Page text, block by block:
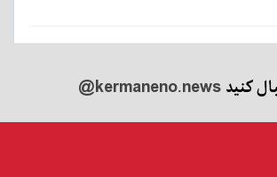
کنید@kermaneno.news